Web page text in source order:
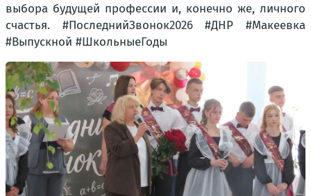
выбора будущей профессии и, конечно же, личного
счастья. #ПоследнийЗвонок2026 #ДНР #Макеевка
#Выпускной #ШкольныеГоды